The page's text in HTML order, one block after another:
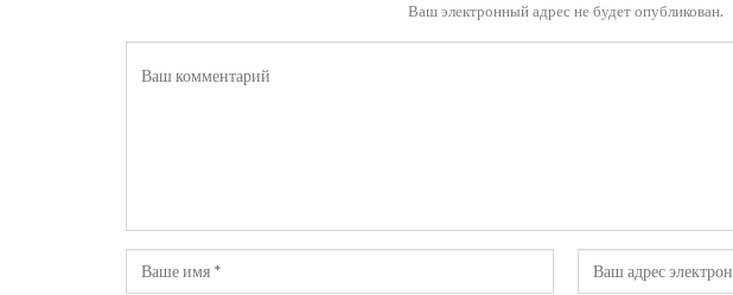
Ваш электронный адрес не будет опубликован.